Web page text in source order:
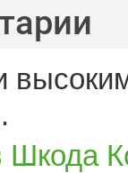
Шкода